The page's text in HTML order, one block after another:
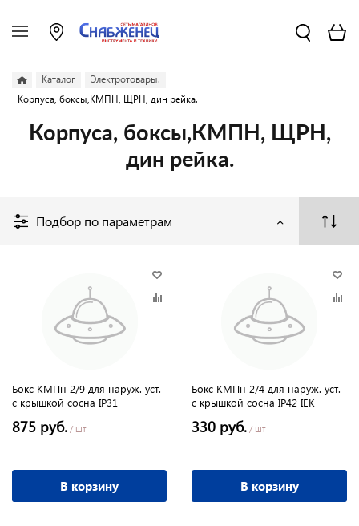
Каталог
Электротовары.
Корпуса, боксы,КМПН, ЩРН, дин рейка.
Корпуса, боксы,КМПН, ЩРН,
дин рейка.
Подбор по параметрам
Бокс КМПн 2/9 для наруж. уст.
с крышкой сосна IP31
875 руб. / шт
В корзину
Бокс КМПн 2/4 для наруж. уст.
с крышкой сосна IP42 IEK
330 руб. / шт
В корзину